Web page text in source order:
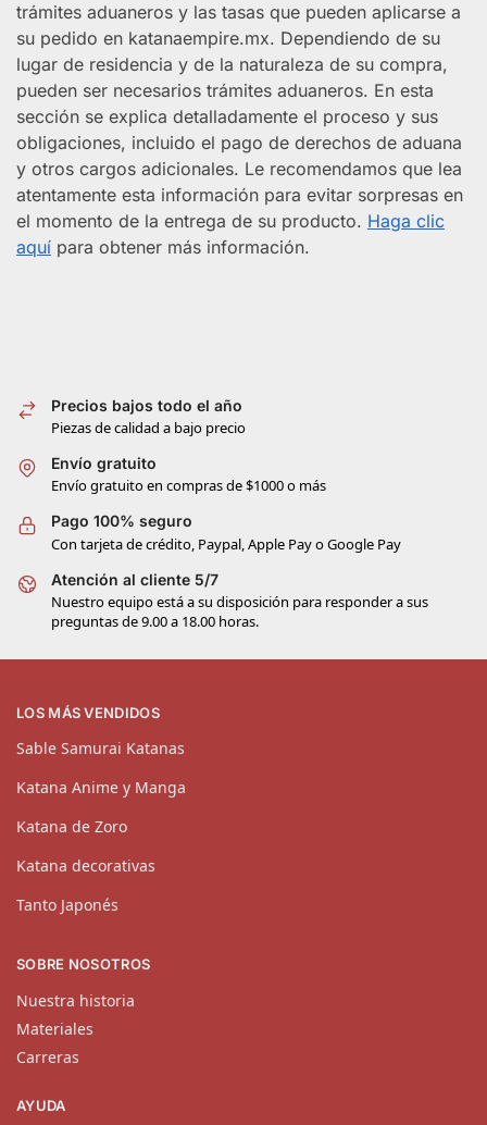
trámites aduaneros y las tasas que pueden aplicarse a
su pedido en katanaempire.mx. Dependiendo de su
lugar de residencia y de la naturaleza de su compra,
pueden ser necesarios trámites aduaneros. En esta
sección se explica detalladamente el proceso y sus
obligaciones, incluido el pago de derechos de aduana
y otros cargos adicionales. Le recomendamos que lea
atentamente esta información para evitar sorpresas en
el momento de la entrega de su producto. Haga clic
aquí para obtener más información.
Precios bajos todo el año
Piezas de calidad a bajo precio
Envío gratuito
Envío gratuito en compras de $1000 o más
Pago 100% seguro
Con tarjeta de crédito, Paypal, Apple Pay o Google Pay
Atención al cliente 5/7
Nuestro equipo está a su disposición para responder a sus
preguntas de 9.00 a 18.00 horas.
LOS MÁS VENDIDOS
Sable Samurai Katanas
Katana Anime y Manga
Katana de Zoro
Katana decorativas
Tanto Japonés
SOBRE NOSOTROS
Nuestra historia
Materiales
Carreras
AYUDA